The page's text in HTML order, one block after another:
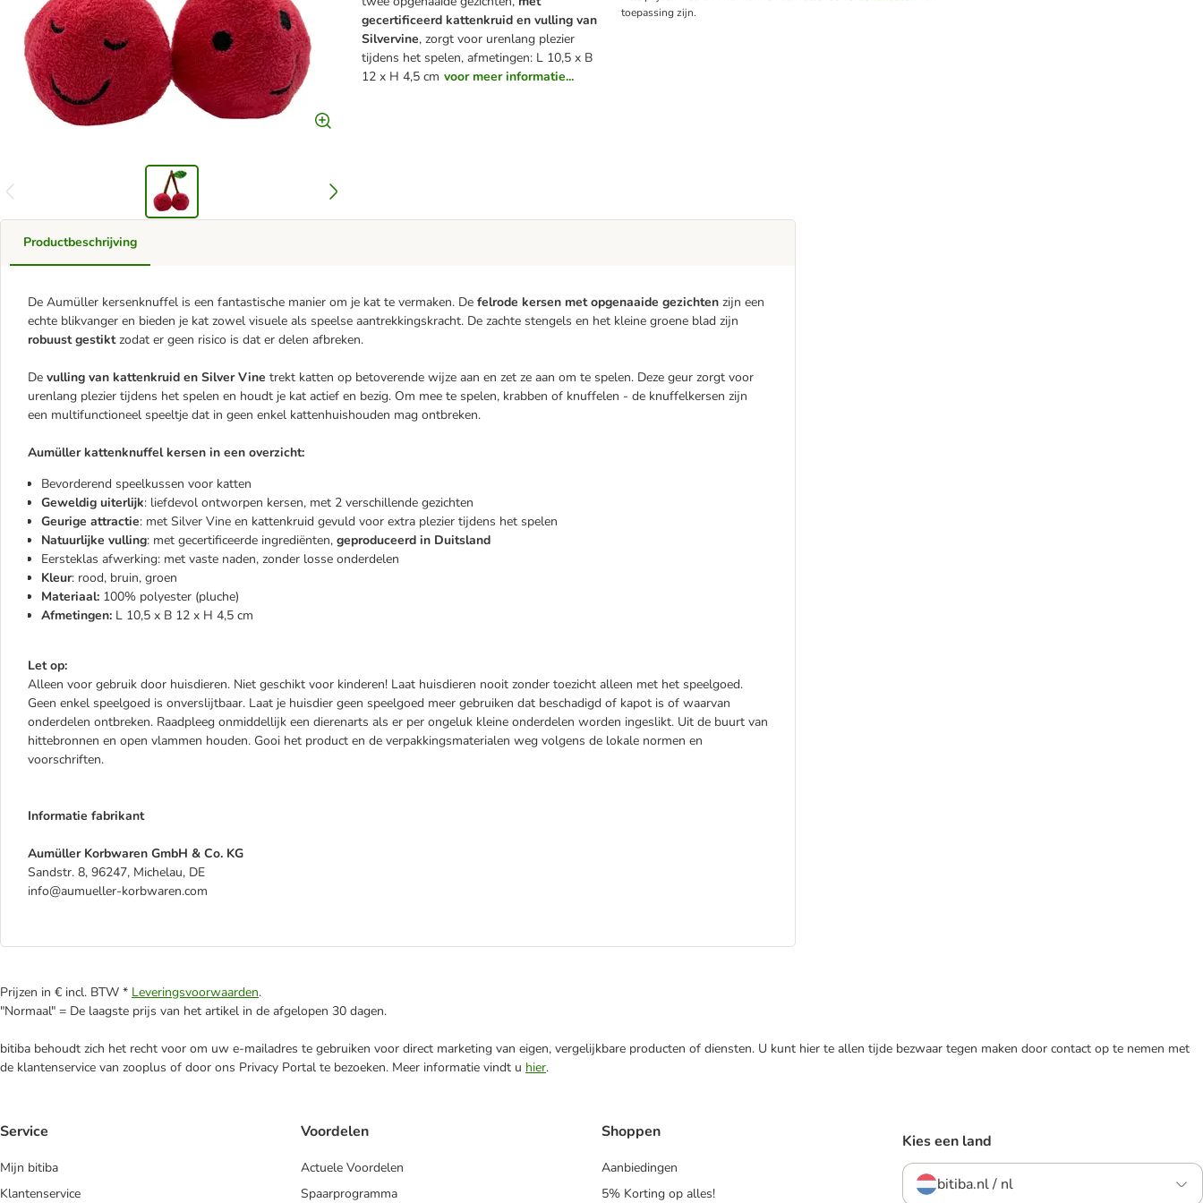
gecertificeerd kattenkruid en vulling van
Silvervine, zorgt voor urenlang plezier
tijdens het spelen, afmetingen: L 10,5 x B
12 x H 4,5 cm voor meer informatie...
toepassing zijn.
Productbeschrijving
De Aumüller kersenknuffel is een fantastische manier om je kat te vermaken. De felrode kersen met opgenaaide gezichten zijn een
echte blikvanger en bieden je kat zowel visuele als speelse aantrekkingskracht. De zachte stengels en het kleine groene blad zijn
robuust gestiktzodat er geen risico is dat er delen afbreken.
De vulling van kattenkruid en Silver Vine trekt katten op betoverende wijze aan en zet ze aan om te spelen. Deze geur zorgt voor
urenlang plezier tijdens het spelen en houdt je kat actief en bezig. Om mee te spelen, krabben of knuffelen - de knuffelkersen zijn
een multifunctioneel speeltje dat in geen enkel kattenhuishouden mag ontbreken.
Aumüller kattenknuffel kersen in een overzicht:
Bevorderend speelkussen voor katten
Geweldig uiterlijk: liefdevol ontworpen kersen, met 2 verschillende gezichten
Geurige attractie: met Silver Vine en kattenkruid gevuld voor extra plezier tijdens het spelen
Natuurlijke vulling: met gecertificeerde ingrediënten, geproduceerd in Duitsland
Eersteklas afwerking: met vaste naden, zonder losse onderdelen
Kleur: rood, bruin, groen
Materiaal: 100% polyester (pluche)
Afmetingen: L 10,5 x B 12 x H 4,5 cm
Let op:
Alleen voor gebruik door huisdieren. Niet geschikt voor kinderen! Laat huisdieren nooit zonder toezicht alleen met het speelgoed.
Geen enkel speelgoed is onverslijtbaar. Laat je huisdier geen speelgoed meer gebruiken dat beschadigd of kapot is of waarvan
onderdelen ontbreken. Raadpleeg onmiddellijk een dierenarts als er per ongeluk kleine onderdelen worden ingeslikt. Uit de buurt van
hittebronnen en open vlammen houden. Gooi het product en de verpakkingsmaterialen weg volgens de lokale normen en
voorschriften.
Informatie fabrikant
Aumüller Korbwaren GmbH & Co. KG
Sandstr. 8, 96247, Michelau, DE
info@aumueller-korbwaren.com
Prijzen in € incl. BTW * Leveringsvoorwaarden.
"Normaal" = De laagste prijs van het artikel in de afgelopen 30 dagen.
bitiba behoudt zich het recht voor om uw e-mailadres te gebruiken voor direct marketing van eigen, vergelijkbare producten of diensten. U kunt hier te allen tijde bezwaar tegen maken door contact op te nemen met
de klantenservice van zooplus of door ons Privacy Portal te bezoeken. Meer informatie vindt u hier.
Service
Mijn bitiba
Klantenservice
Voordelen
Actuele Voordelen
Spaarprogramma
Shoppen
Aanbiedingen
5% Korting op alles!
Kies een land
bitiba.nl / nl